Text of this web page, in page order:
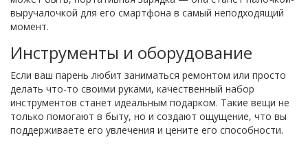
выручалочкой для его смартфона в самый неподходящий
момент.
Инструменты и оборудование
Если ваш парень любит заниматься ремонтом или просто
делать что-то своими руками, качественный набор
инструментов станет идеальным подарком. Такие вещи не
только помогают в быту, но и создают ощущение, что вы
поддерживаете его увлечения и цените его способности.